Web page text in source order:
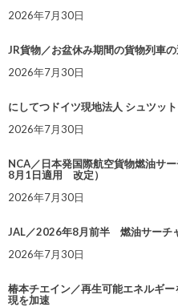
2026年7月30日
JR貨物／お盆休み期間の貨物列車
2026年7月30日
にしてつドイツ現地法人 シュツッ
2026年7月30日
NCA／日本発国際航空貨物燃油サ
8月1日適用 改定）
2026年7月30日
JAL／2026年8月前半 燃油サーチ
2026年7月30日
椿本チエイン／再生可能エネルギ
現を加速